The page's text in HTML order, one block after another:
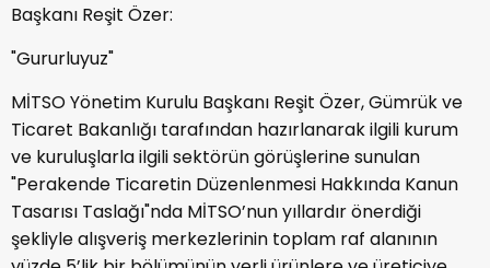
Başkanı Reşit Özer:
"Gururluyuz"
MİTSO Yönetim Kurulu Başkanı Reşit Özer, Gümrük ve
Ticaret Bakanlığı tarafından hazırlanarak ilgili kurum
ve kuruluşlarla ilgili sektörün görüşlerine sunulan
"Perakende Ticaretin Düzenlenmesi Hakkında Kanun
Tasarısı Taslağı"nda MİTSO’nun yıllardır önerdiği
şekliyle alışveriş merkezlerinin toplam raf alanının